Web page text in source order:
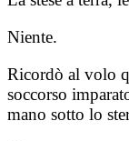
Niente.
Ricordò al volo
soccorso
mano sotto lo